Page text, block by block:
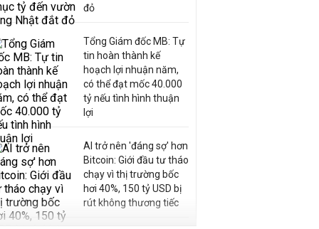
đỏ
Tổng Giám đốc MB: Tự
tin hoàn thành kế
hoạch lợi nhuận năm,
có thể đạt mốc 40.000
tỷ nếu tình hình thuận
lợi
AI trở nên 'đáng sợ' hơn
Bitcoin: Giới đầu tư tháo
chạy vì thị trường bốc
hơi 40%, 150 tỷ USD bị
rút không thương tiếc